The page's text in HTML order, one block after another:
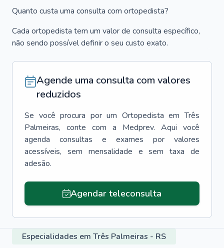
Quanto custa uma consulta com ortopedista?
Cada ortopedista tem um valor de consulta específico,
não sendo possível definir o seu custo exato.
Agende uma consulta com valores
reduzidos
Se você procura por um Ortopedista em Três
Palmeiras, conte com a Medprev. Aqui você
agenda consultas e exames por valores
acessíveis, sem mensalidade e sem taxa de
adesão.
Agendar teleconsulta
Especialidades em Três Palmeiras - RS